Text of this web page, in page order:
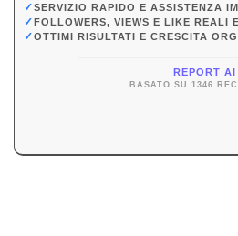
✓SERVIZIO RAPIDO E ASSISTENZA
✓FOLLOWERS, VIEWS E LIKE REALI
✓OTTIMI RISULTATI E CRESCITA
REPORT AI
BASATO SU 1346